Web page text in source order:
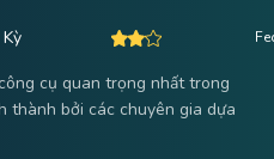
cụ quan trọng nhất trong
thành bởi các chuyên gia dựa